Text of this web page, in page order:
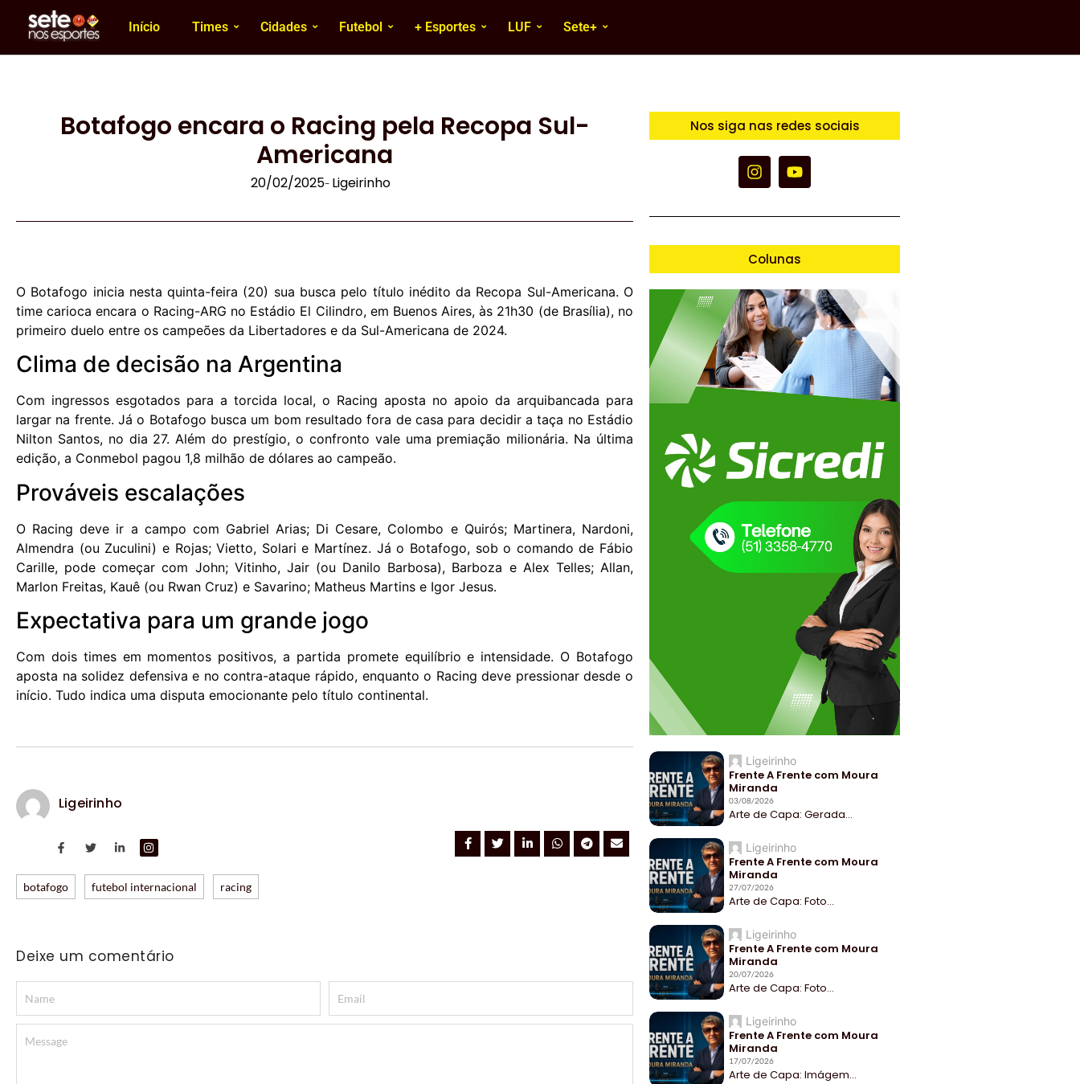
Início Times Cidades Futebol + Esportes LUF Sete+
Botafogo encara o Racing pela Recopa Sul-
Americana
20/02/2025- Ligeirinho
O Botafogo inicia nesta quinta-feira (20) sua busca pelo título inédito da Recopa Sul-Americana. O
time carioca encara o Racing-ARG no Estádio El Cilindro, em Buenos Aires, às 21h30 (de Brasília), no
primeiro duelo entre os campeões da Libertadores e da Sul-Americana de 2024.
Clima de decisão na Argentina
Com ingressos esgotados para a torcida local, o Racing aposta no apoio da arquibancada para
largar na frente. Já o Botafogo busca um bom resultado fora de casa para decidir a taça no Estádio
Nilton Santos, no dia 27. Além do prestígio, o confronto vale uma premiação milionária. Na última
edição, a Conmebol pagou 1,8 milhão de dólares ao campeão.
Prováveis escalações
O Racing deve ir a campo com Gabriel Arias; Di Cesare, Colombo e Quirós; Martinera, Nardoni,
Almendra (ou Zuculini) e Rojas; Vietto, Solari e Martínez. Já o Botafogo, sob o comando de Fábio
Carille, pode começar com John; Vitinho, Jair (ou Danilo Barbosa), Barboza e Alex Telles; Allan,
Marlon Freitas, Kauê (ou Rwan Cruz) e Savarino; Matheus Martins e Igor Jesus.
Expectativa para um grande jogo
Com dois times em momentos positivos, a partida promete equilíbrio e intensidade. O Botafogo
aposta na solidez defensiva e no contra-ataque rápido, enquanto o Racing deve pressionar desde o
início. Tudo indica uma disputa emocionante pelo título continental.
Ligeirinho
botafogo futebol internacional racing
Deixe um comentário
Nos siga nas redes sociais
Colunas
Ligeirinho
Frente A Frente com Moura
Miranda
03/08/2026
Arte de Capa: Gerada...
Ligeirinho
Frente A Frente com Moura
Miranda
27/07/2026
Arte de Capa: Foto...
Ligeirinho
Frente A Frente com Moura
Miranda
20/07/2026
Arte de Capa: Foto...
Ligeirinho
Frente A Frente com Moura
Miranda
17/07/2026
Arte de Capa: Imágem...